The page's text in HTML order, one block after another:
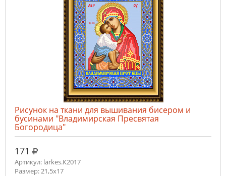
Рисунок на ткани для вышивания бисером и
бусинами "Владимирская Пресвятая
Богородица"
171 руб.
Артикул: larkes.К2017
Размер: 21,5х17